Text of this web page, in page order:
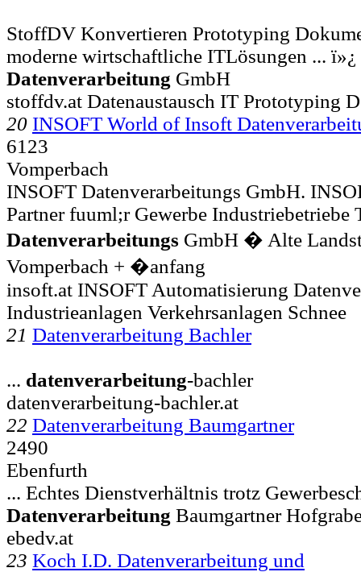
StoffDV Konvertieren Prototyping
moderne wirtschaftliche ITLösungen ...
Datenverarbeitung GmbH
stoffdv.at Datenaustausch IT Prototyping
20 INSOFT World of Insoft
6123
Vomperbach
INSOFT Datenverarbeitungs GmbH.
Partner fuuml;r Gewerbe Industriebetriebe
Datenverarbeitungs GmbH � Alte
Vomperbach + �anfang
insoft.at INSOFT Automatisierung
Industrieanlagen Verkehrsanlagen Schnee
21 Datenverarbeitung Bachler
... datenverarbeitung-bachler
datenverarbeitung-bachler.at
22 Datenverarbeitung Baumgartner
2490
Ebenfurth
... Echtes Dienstverhältnis trotz
Datenverarbeitung Baumgartner
ebedv.at
23 Koch I.D. Datenverarbeitung und